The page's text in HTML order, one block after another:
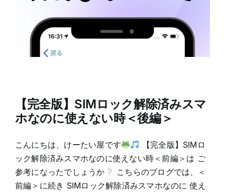
【完全版】SIMロック解除済みスマ
ホなのに使えない時＜後編＞
こんにちは、けーたい屋です
【完全版】SIMロ
ック解除済みスマホなのに使えない時＜前編＞は ご
参考になったでしょうか
こちらのブログでは、＜
前編＞に続き SIMロック解除済みスマホなのに 使え